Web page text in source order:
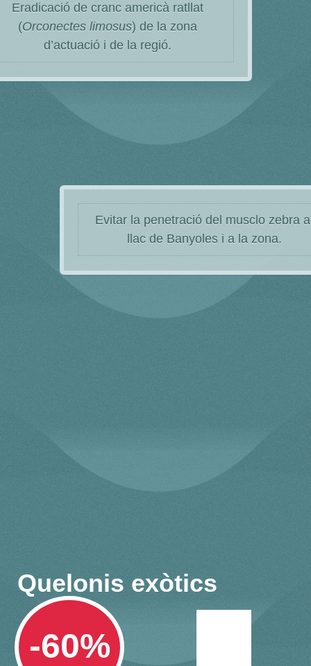
Eradicació de cranc americà ratllat
(Orconectes limosus) de la zona
d’actuació i de la regió.
Evitar la penetració del musclo zebra
llac de Banyoles i a la zona.
Quelonis exòtics
-60%